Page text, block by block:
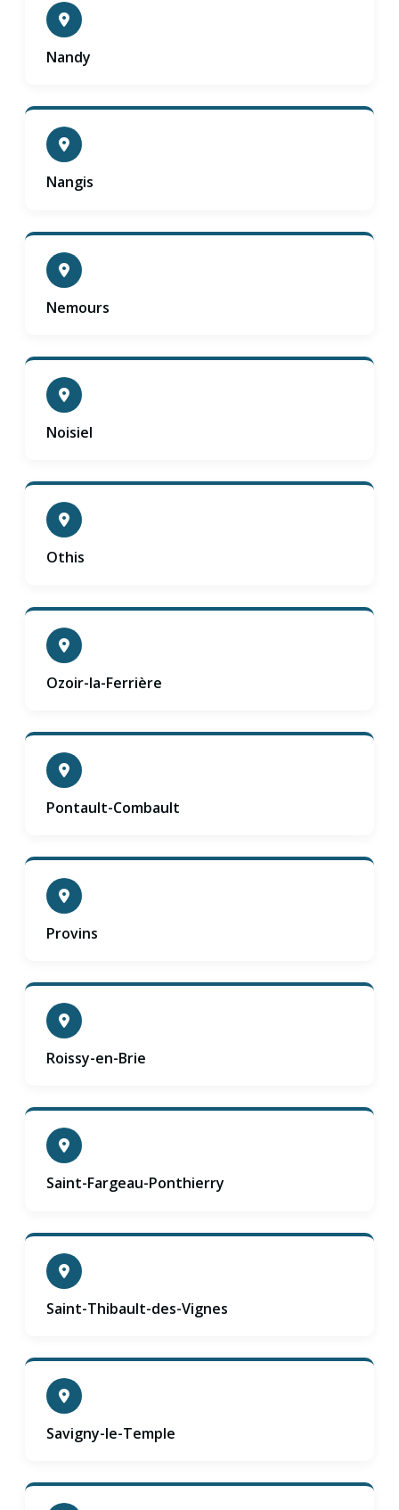
Nandy
Nangis
Nemours
Noisiel
Othis
Ozoir-la-Ferrière
Pontault-Combault
Provins
Roissy-en-Brie
Saint-Fargeau-Ponthierry
Saint-Thibault-des-Vignes
Savigny-le-Temple